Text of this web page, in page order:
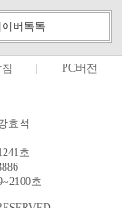
버톡톡
PC버전
효석
호
호